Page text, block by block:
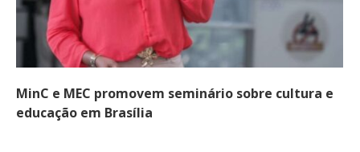
MinC e MEC promovem seminário sobre cultura e
educação em Brasília